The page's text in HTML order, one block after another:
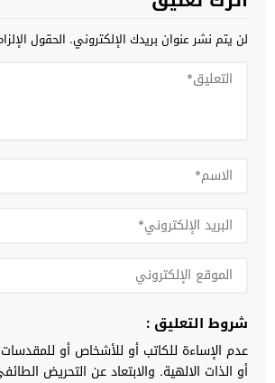
لن يتم نشر عنوان بريدك الإلكتروني. الحقول
شروط التعليق :
عدم الإساءة للكاتب أو للأشخاص أو
أو الذات الالهية. والابتعاد عن التحريض